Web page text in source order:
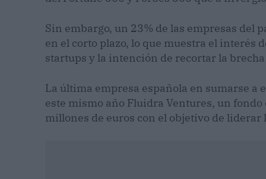
Sin embargo, un 23% de las empresas
en el corto plazo, lo que muestra el interés
startups y la intención de recortar la
La última empresa española en sumarse a
este mismo año Fluidra Ventures, un
millones de euros con el objetivo de liderar